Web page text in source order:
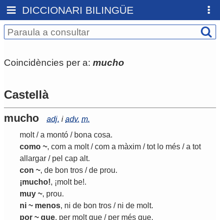
DICCIONARI BILINGÜE
Coincidències per a: mucho
Castellà
mucho adj. i adv. m.
molt/a montó / bona cosa.
como ~, com a molt/com a màxim /tot lo més /a tot
allargar / pel cap alt.
con ~, de bon tros /de prou.
¡mucho!, ¡molt be!.
muy ~, prou.
ni ~ menos, ni de bon tros / ni de molt.
por ~ que, per molt que / per més que.